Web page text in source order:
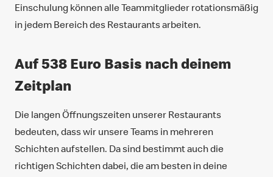
Einschulung können alle Teammitglieder rotationsmäßig
in jedem Bereich des Restaurants arbeiten.
Auf 538 Euro Basis nach deinem
Zeitplan
Die langen Öffnungszeiten unserer Restaurants
bedeuten, dass wir unsere Teams in mehreren
Schichten aufstellen. Da sind bestimmt auch die
richtigen Schichten dabei, die am besten in deine